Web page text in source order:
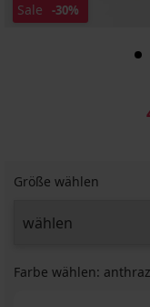
Sale -30%
Größe wählen
Farbe wählen: